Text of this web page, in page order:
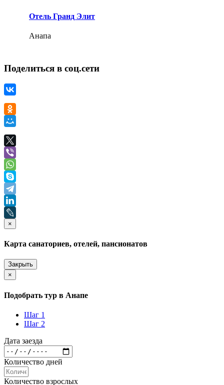
Отель Гранд Элит
Анапа
Поделиться в соц.сети
×
Карта санаториев, отелей, пансионатов
Закрыть
×
Подобрать тур в Анапе
Шаг 1
Шаг 2
Дата заезда
Количество дней
Количество взрослых